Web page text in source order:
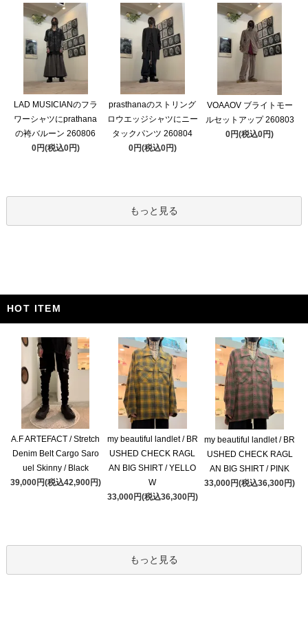
LAD MUSICIANのフラ
ワーシャツにprathana
の袴バルーン 260806
0円(税込0円)
prasthanaのストリング
ロウエッジシャツにニー
タックパンツ 260804
0円(税込0円)
VOAAOV ブライトモー
ルセットアップ 260803
0円(税込0円)
もっと見る
HOT ITEM
A.F ARTEFACT / Stretch
Denim Belt Cargo Saro
uel Skinny / Black
39,000円(税込42,900円)
my beautiful landlet / BR
USHED CHECK RAGL
AN BIG SHIRT / YELLO
W
33,000円(税込36,300円)
my beautiful landlet / BR
USHED CHECK RAGL
AN BIG SHIRT / PINK
33,000円(税込36,300円)
もっと見る